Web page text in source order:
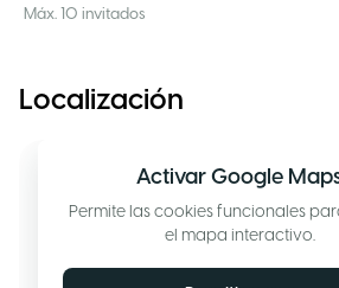
Máx. 10 invitados
Localización
Activar Google
Permite las cookies funcionales
el mapa interactivo.